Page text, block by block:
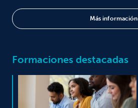
Más información
Formaciones destacadas